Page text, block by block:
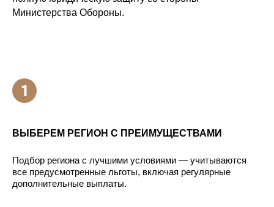
Министерства Обороны.
ВЫБЕРЕМ РЕГИОН С ПРЕИМУЩЕСТВАМИ
Подбор региона с лучшими условиями — учитываются
все предусмотренные льготы, включая регулярные
дополнительные выплаты.